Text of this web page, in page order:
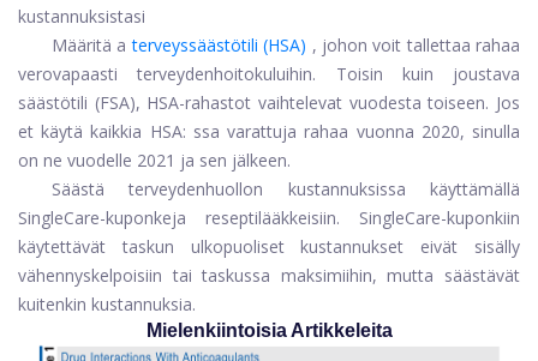
kustannuksistasi
Määritä a terveyssäästötili (HSA) , johon voit tallettaa rahaa
verovapaasti terveydenhoitokuluihin. Toisin kuin joustava
säästötili (FSA), HSA-rahastot vaihtelevat vuodesta toiseen. Jos
et käytä kaikkia HSA: ssa varattuja rahaa vuonna 2020, sinulla
on ne vuodelle 2021 ja sen jälkeen.
Säästä terveydenhuollon kustannuksissa käyttämällä
SingleCare-kuponkeja reseptilääkkeisiin. SingleCare-kuponkiin
käytettävät taskun ulkopuoliset kustannukset eivät sisälly
vähennyskelpoisiin tai taskussa maksimiihin, mutta säästävät
kuitenkin kustannuksia.
Mielenkiintoisia Artikkeleita